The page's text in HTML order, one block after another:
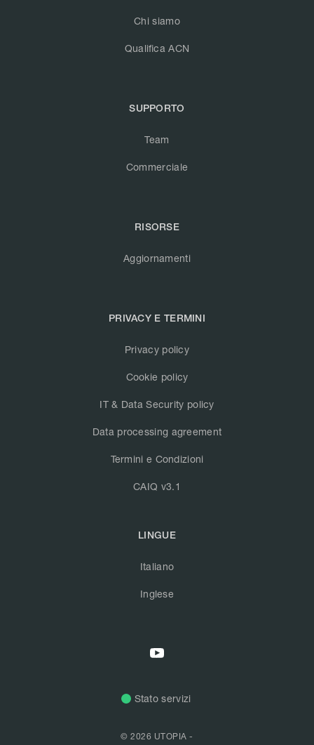
Chi siamo
Qualifica ACN
SUPPORTO
Team
Commerciale
RISORSE
Aggiornamenti
PRIVACY E TERMINI
Privacy policy
Cookie policy
IT & Data Security policy
Data processing agreement
Termini e Condizioni
CAIQ v3.1
LINGUE
Italiano
Inglese
Stato servizi
© 2026 UTOPIA -